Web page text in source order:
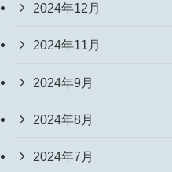
2024年12月
2024年11月
2024年9月
2024年8月
2024年7月